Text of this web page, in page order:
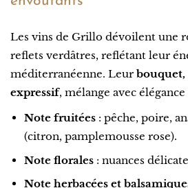
Les vins de Grillo dévoilent une
reflets verdâtres, reflétant leur
méditerranéenne. Leur bouquet,
expressif, mélange avec élégance
Note fruitées : pêche, poire,
(citron, pamplemousse rose).
Note florales : nuances
Note herbacées et